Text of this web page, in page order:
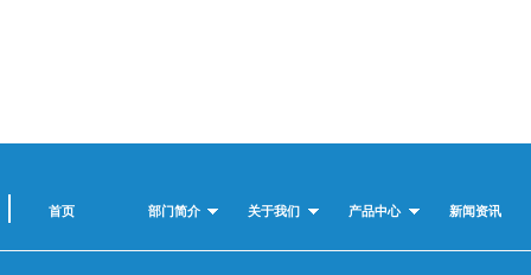
首页 部门简介 关于我们 产品中心 新闻资讯